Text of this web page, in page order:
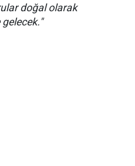
doğal olarak